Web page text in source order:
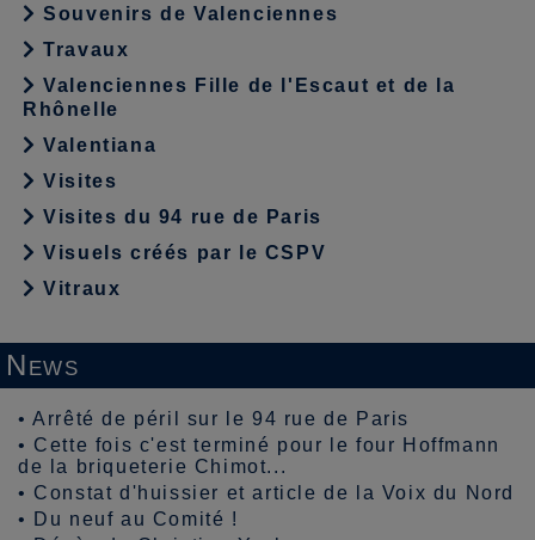
Souvenirs de Valenciennes
Travaux
Valenciennes Fille de l'Escaut et de la
Rhônelle
Valentiana
Visites
Visites du 94 rue de Paris
Visuels créés par le CSPV
Vitraux
News
•Arrêté de péril sur le 94 rue de Paris
• Cette fois c'est terminé pour le four Hoffmann
de la briqueterie Chimot...
• Constat d'huissier et article de la Voix du Nord
•
Du neuf au Comité !